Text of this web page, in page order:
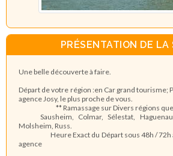
PRÉSENTATION DE LA
Une belle découverte à faire.
Départ de votre région :en Car grand tourisme;
agence Josy, le plus proche de vous.
** Ramassage sur Divers régions que
Sausheim, Colmar, Sélestat, Haguenau,
Molsheim, Russ.
Heure Exact du Départ sous 48h / 72h
agence